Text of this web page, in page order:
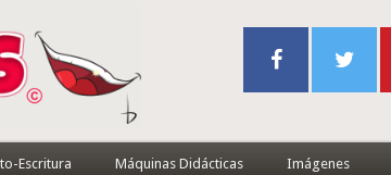
Escritura Máquinas Didácticas Imágenes